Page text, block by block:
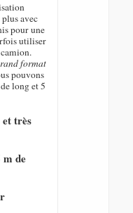
avec
pour une
utiliser
format
pouvons
long et 5
très
m de